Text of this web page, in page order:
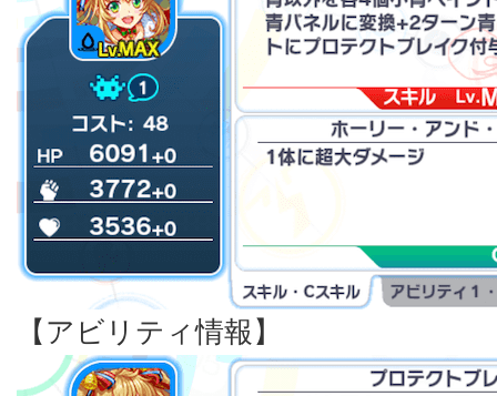
【アビリティ情報】